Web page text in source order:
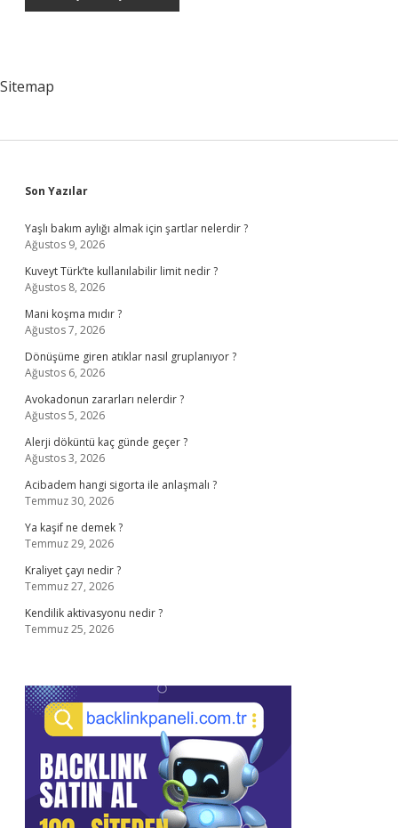
Sitemap
Sidebar
Son Yazılar
Yaşlı bakım aylığı almak için şartlar nelerdir ?
Ağustos 9, 2026
Kuveyt Türk’te kullanılabilir limit nedir ?
Ağustos 8, 2026
Mani koşma mıdır ?
Ağustos 7, 2026
Dönüşüme giren atıklar nasıl gruplanıyor ?
Ağustos 6, 2026
Avokadonun zararları nelerdir ?
Ağustos 5, 2026
Alerji döküntü kaç günde geçer ?
Ağustos 3, 2026
Acibadem hangi sigorta ile anlaşmalı ?
Temmuz 30, 2026
Ya kaşif ne demek ?
Temmuz 29, 2026
Kraliyet çayı nedir ?
Temmuz 27, 2026
Kendilik aktivasyonu nedir ?
Temmuz 25, 2026